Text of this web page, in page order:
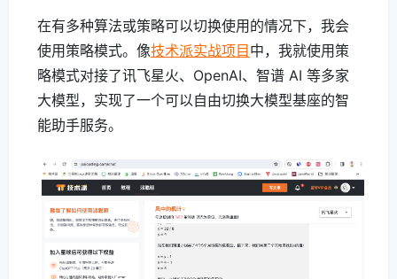
在有多种算法或策略可以切换使用的情况下，我会
使用策略模式。像技术派实战项目 中，我就使用策
略模式对接了讯飞星火、OpenAI、智谱 AI 等多家
大模型，实现了一个可以自由切换大模型基座的智
能助手服务。